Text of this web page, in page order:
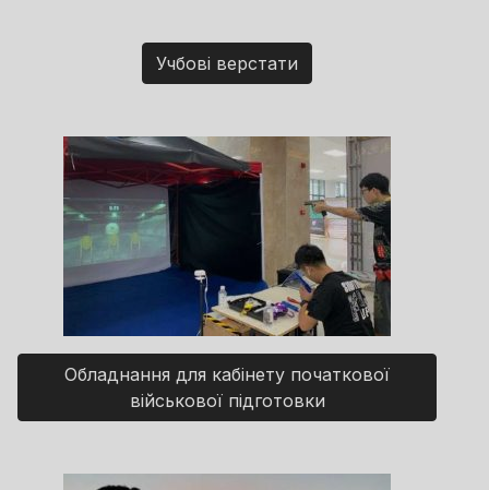
Учбові верстати
Обладнання для кабінету початкової
військової підготовки